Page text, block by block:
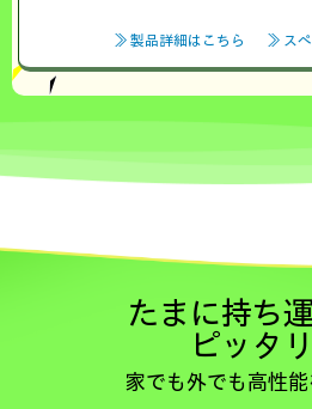
≫ 製品詳細はこちら ≫ ス
たまに持ち
ピッタリ
家でも外でも高性